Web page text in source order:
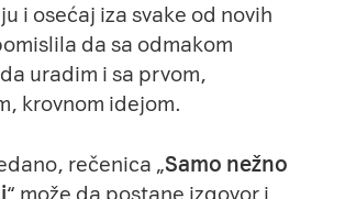
i osećaj iza svake od novih
da sa odmakom
uradim i sa prvom,
krovnom idejom.
rečenica „Samo nežno
“ može da postane izgovor i